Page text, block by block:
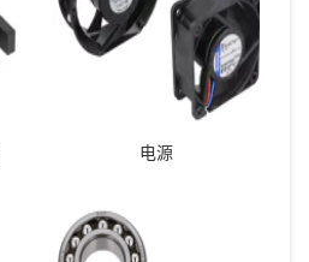
电源